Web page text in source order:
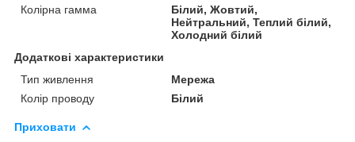
Колірна гамма
Білий, Жовтий,
Нейтральний, Теплий білий,
Холодний білий
Додаткові характеристики
Тип живлення
Мережа
Колір проводу
Білий
Приховати